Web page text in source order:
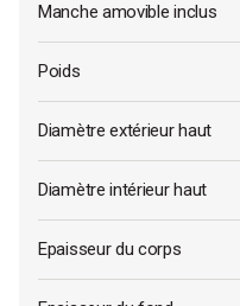
Manche amovible inclus
Poids
Diamètre extérieur haut
Diamètre intérieur haut
Epaisseur du corps